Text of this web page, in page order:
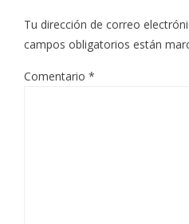
Tu dirección de correo
campos obligatorios están
Comentario *